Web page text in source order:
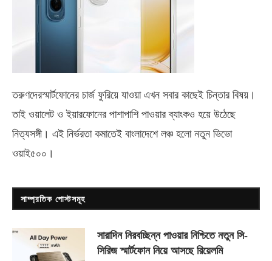
তরুণদেরস্মার্টফোনের চার্জ ফুরিয়ে যাওয়া এখন সবার কাছেই চিন্তার বিষয়।
তাই ওয়ালেট ও ইয়ারফোনের পাশাপাশি পাওয়ার ব্যাংকও হয়ে উঠেছে
নিত্যসঙ্গী। এই নির্ভরতা কমাতেই বাংলাদেশে লঞ্চ হলো নতুন ভিভো
ওয়াই৫০০ ।
সাম্প্রতিক পোস্টসমূহ
সারাদিন নিরবচ্ছিন্ন পাওয়ার নিশ্চিতে নতুন সি-
সিরিজ স্মার্টফোন নিয়ে আসছে রিয়েলমি